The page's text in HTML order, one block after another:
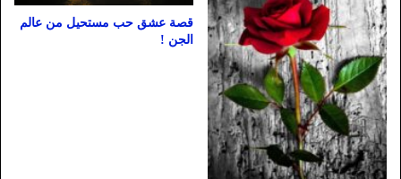
قصة عشق حب مستحيل من عالم
الجن !